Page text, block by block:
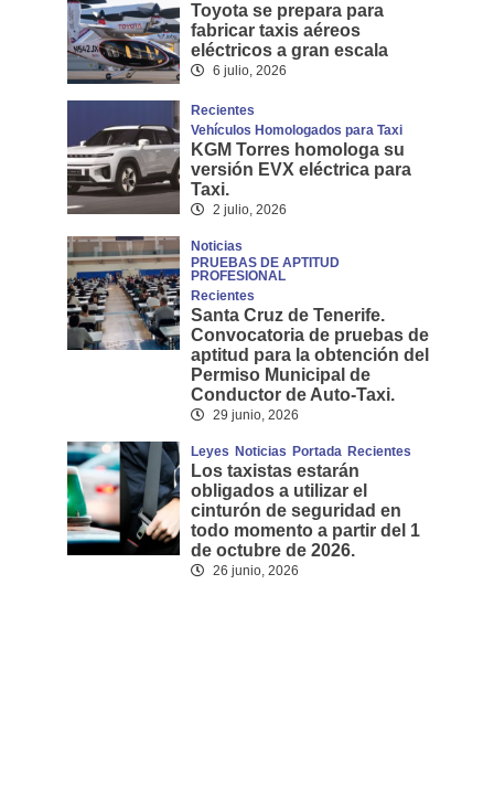
Toyota se prepara para
fabricar taxis aéreos
eléctricos a gran escala
6 julio, 2026
Recientes
Vehículos Homologados para Taxi
KGM Torres homologa su
versión EVX eléctrica para
Taxi.
2 julio, 2026
Noticias
PRUEBAS DE APTITUD
PROFESIONAL
Recientes
Santa Cruz de Tenerife.
Convocatoria de pruebas de
aptitud para la obtención del
Permiso Municipal de
Conductor de Auto-Taxi.
29 junio, 2026
Leyes Noticias Portada Recientes
Los taxistas estarán
obligados a utilizar el
cinturón de seguridad en
todo momento a partir del 1
de octubre de 2026.
26 junio, 2026